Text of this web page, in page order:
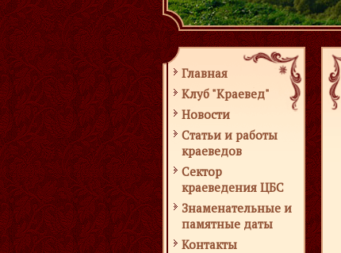
Главная
Клуб "Краевед"
Новости
Статьи и работы
краеведов
Сектор
краеведения ЦБС
Знаменательные и
памятные даты
Контакты